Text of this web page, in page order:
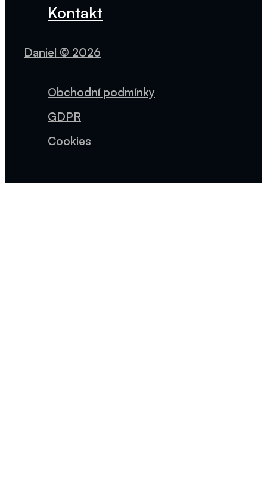
Kontakt
Daniel © 2026
Obchodní podmínky
GDPR
Cookies